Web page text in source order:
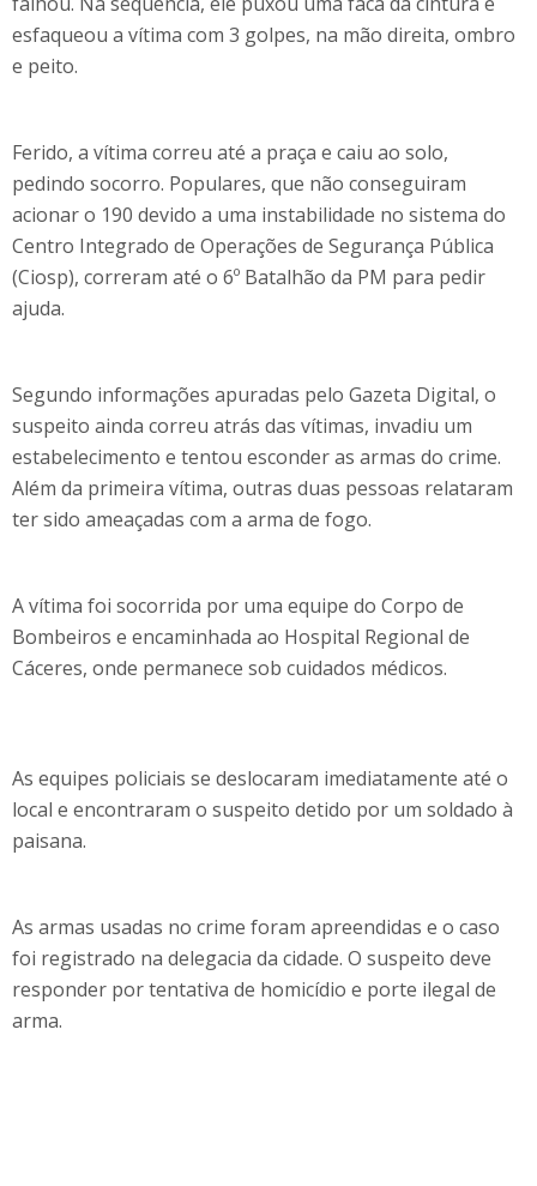
esfaqueou a vítima com 3 golpes, na mão direita, ombro
e peito.
Ferido, a vítima correu até a praça e caiu ao solo,
pedindo socorro. Populares, que não conseguiram
acionar o 190 devido a uma instabilidade no sistema do
Centro Integrado de Operações de Segurança Pública
(Ciosp), correram até o 6º Batalhão da PM para pedir
ajuda.
Segundo informações apuradas pelo Gazeta Digital, o
suspeito ainda correu atrás das vítimas, invadiu um
estabelecimento e tentou esconder as armas do crime.
Além da primeira vítima, outras duas pessoas relataram
ter sido ameaçadas com a arma de fogo.
A vítima foi socorrida por uma equipe do Corpo de
Bombeiros e encaminhada ao Hospital Regional de
Cáceres, onde permanece sob cuidados médicos.
As equipes policiais se deslocaram imediatamente até o
local e encontraram o suspeito detido por um soldado à
paisana.
As armas usadas no crime foram apreendidas e o caso
foi registrado na delegacia da cidade. O suspeito deve
responder por tentativa de homicídio e porte ilegal de
arma.